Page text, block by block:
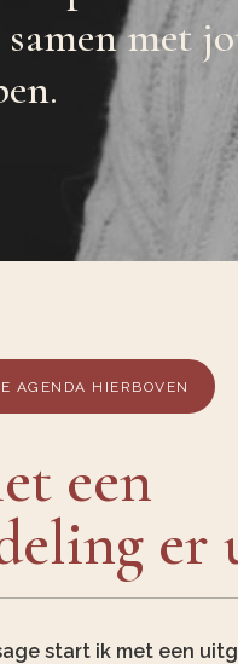
met
AGENDA HIERBOVEN
een
er
start ik met een